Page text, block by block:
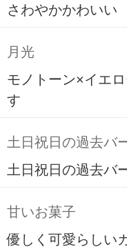
さわやかかわいい
月光
モノトーン×イエ
す
土日祝日の過去バ
土日祝日の過去バ
甘いお菓子
優しく可愛らしい